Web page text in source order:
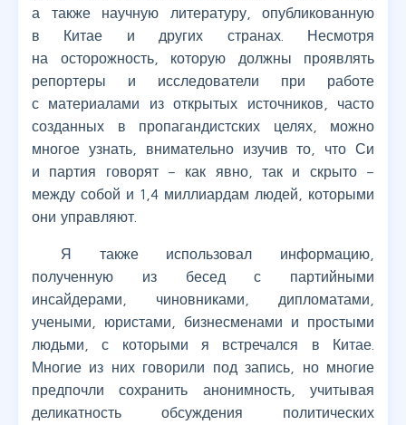
а также научную литературу, опубликованную
в Китае и других странах. Несмотря
на осторожность, которую должны проявлять
репортеры и исследователи при работе
с материалами из открытых источников, часто
созданных в пропагандистских целях, можно
многое узнать, внимательно изучив то, что Си
и партия говорят – как явно, так и скрыто –
между собой и 1,4 миллиардам людей, которыми
они управляют.
Я также использовал информацию,
полученную из бесед с партийными
инсайдерами, чиновниками, дипломатами,
учеными, юристами, бизнесменами и простыми
людьми, с которыми я встречался в Китае.
Многие из них говорили под запись, но многие
предпочли сохранить анонимность, учитывая
деликатность обсуждения политических